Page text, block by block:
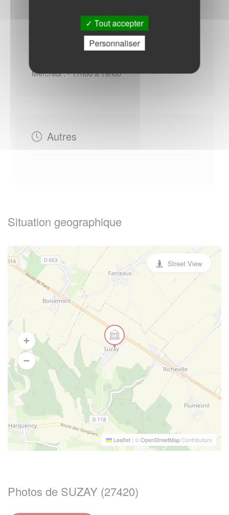
Horaires Mairie
Mercredi : - 17h00 à 19h00
Autres
Situation geographique
Leaflet | ©OpenStreetMapContributors
Street View
Photos de SUZAY (27420)
Tout accepter
Personnaliser